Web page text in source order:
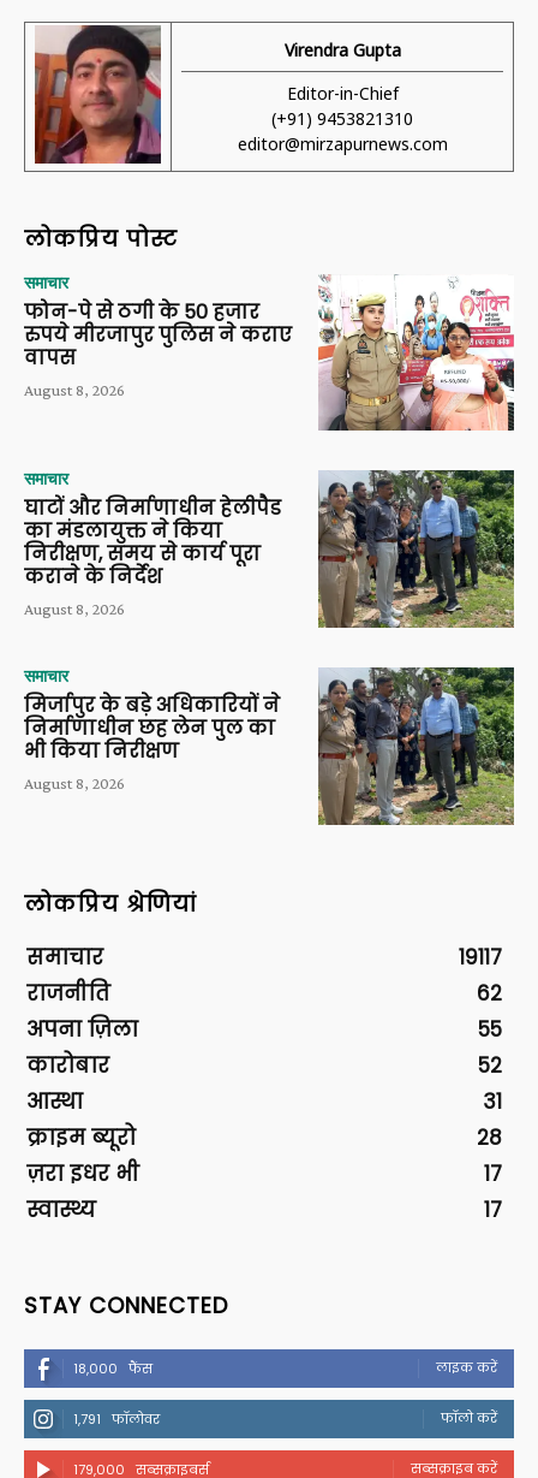
Virendra Gupta
Editor-in-Chief
(+91) 9453821310
editor@mirzapurnews.com
लोकप्रिय पोस्ट
समाचार
फोन-पे से ठगी के 50 हजार
रुपये मीरजापुर पुलिस ने कराए
वापस
August 8, 2026
समाचार
घाटों और निर्माणाधीन हेलीपैड
का मंडलायुक्त ने किया
निरीक्षण, समय से कार्य पूरा
कराने के निर्देश
August 8, 2026
समाचार
मिर्जापुर के बड़े अधिकारियों ने
निर्माणाधीन छह लेन पुल का
भी किया निरीक्षण
August 8, 2026
लोकप्रिय श्रेणियां
समाचार
19117
राजनीति
62
अपना ज़िला
55
कारोबार
52
आस्था
31
क्राइम ब्यूरो
28
ज़रा इधर भी
17
स्वास्थ्य
17
STAY CONNECTED
18,000 फैंस लाइक करें
1,791 फॉलोवर फॉलो करें
179,000 सब्सक्राइबर्स सब्सक्राइब करें